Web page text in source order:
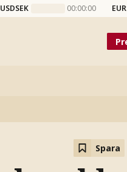
USDSEK 00:00:00
Spara